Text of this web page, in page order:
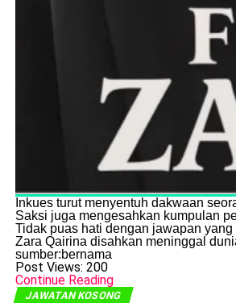
Inkues turut menyentuh dakwaan
Saksi juga mengesahkan kumpulan
Tidak puas hati dengan jawapan
Zara Qairina disahkan meninggal
sumber:bernama
Post Views: 200
Continue Reading
JAWATAN KOSONG